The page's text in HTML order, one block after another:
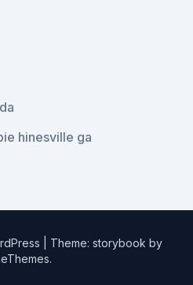
hinesville ga
Theme: storybook by
.